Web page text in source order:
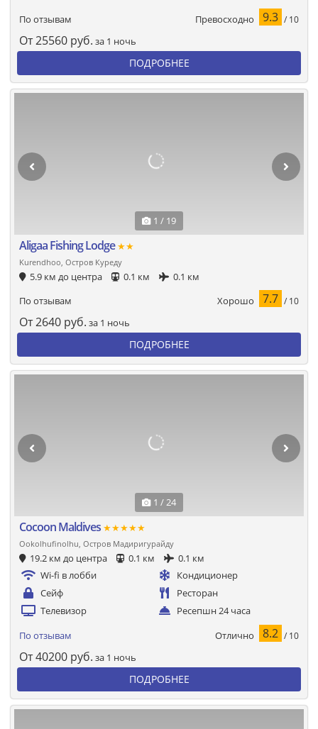
По отзывам Превосходно 9.3 / 10
От25560 руб. за 1 ночь
ПОДРОБНЕЕ
1 / 19
Aligaa Fishing Lodge★★
Kurendhoo, Остров Куреду
5.9 км до центра 0.1 км
0.1 км
По отзывам
Хорошо 7.7 / 10
От2640 руб. за 1 ночь
ПОДРОБНЕЕ
1 / 24
Cocoon Maldives ★★★★★
Ookolhufinolhu, Остров Мадиригурайду
19.2 км до центра 0.1 км
0.1 км
Wi-fi в лобби
Кондиционер
Сейф
Ресторан
Телевизор
Ресепшн 24 часа
По отзывам Отлично 8.2 / 10
От40200 руб. за 1 ночь
ПОДРОБНЕЕ